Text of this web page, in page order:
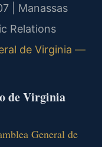
| Manassas
Relations
de Virginia —
de Virginia
General de